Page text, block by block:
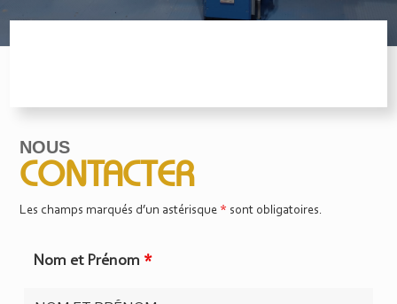
NOUS
CONTACTER
Les champs marqués d’un astérisque * sont obligatoires.
Nom et Prénom *